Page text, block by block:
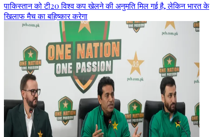
पाकिस्तान को टी20 विश्व कप खेलने की अनुमति मिल गई है, लेकिन भारत के
खिलाफ मैच का बहिष्कार करेगा